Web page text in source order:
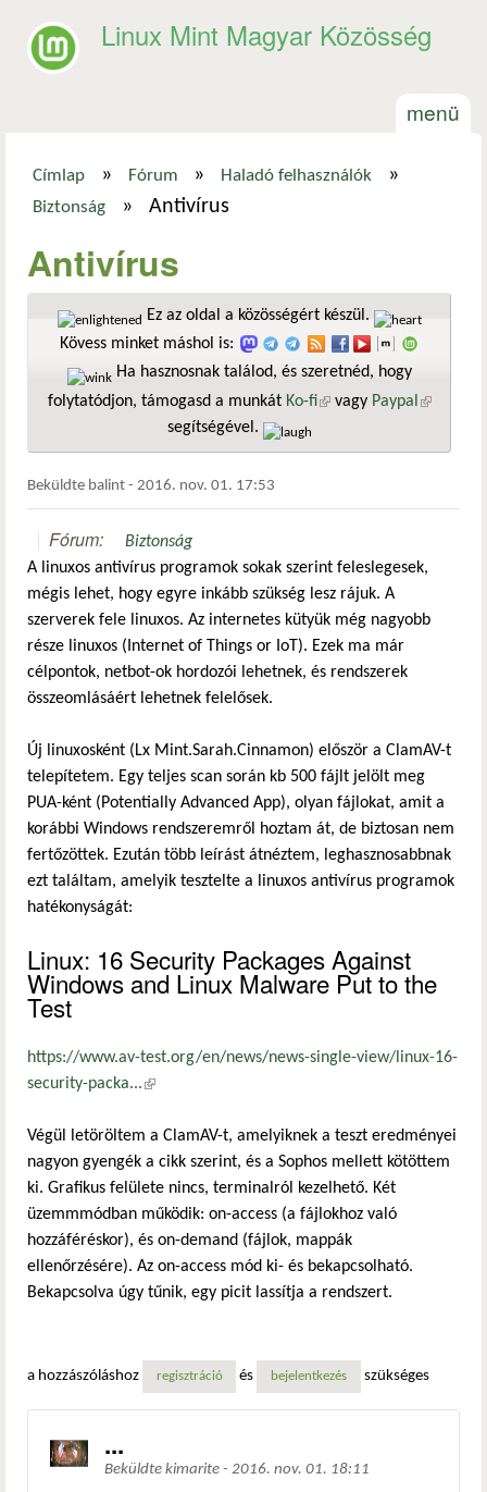
Linux Mint Magyar Közösség
menü
Jelenlegi hely
Címlap » Fórum » Haladó felhasználók »
Biztonság » Antivírus
Antivírus
Ez az oldal a közösségért készül.
Kövess minket máshol is:
Ha hasznosnak találod, és szeretnéd, hogy
folytatódjon, támogasd a munkát Ko-fi(külső hivatkozás)
vagy Paypal
segítségével.
Beküldte balint - 2016. nov. 01. 17:53
Fórum:
Biztonság
A linuxos antivírus programok sokak szerint feleslegesek,
mégis lehet, hogy egyre inkább szükség lesz rájuk. A
szerverek fele linuxos. Az internetes kütyük még nagyobb
része linuxos (Internet of Things or IoT). Ezek ma már
célpontok, netbot-ok hordozói lehetnek, és rendszerek
összeomlásáért lehetnek felelősek.
Új linuxosként (Lx Mint.Sarah.Cinnamon) először a ClamAV-t
telepítetem. Egy teljes scan során kb 500 fájlt jelölt meg
PUA-ként (Potentially Advanced App), olyan fájlokat, amit a
korábbi Windows rendszeremről hoztam át, de biztosan nem
fertőzöttek. Ezután több leírást átnéztem, leghasznosabbnak
ezt találtam, amelyik tesztelte a linuxos antivírus programok
hatékonyságát:
Linux: 16 Security Packages Against
Windows and Linux Malware Put to the
Test
https://www.av-test.org/en/news/news-single-view/linux-16-
security-packa...(külső hivatkozás)
Végül letöröltem a ClamAV-t, amelyiknek a teszt eredményei
nagyon gyengék a cikk szerint, és a Sophos mellett kötöttem
ki. Grafikus felülete nincs, terminalról kezelhető. Két
üzemmmódban működik: on-access (a fájlokhoz való
hozzáféréskor), és on-demand (fájlok, mappák
ellenőrzésére). Az on-access mód ki- és bekapcsolható.
Bekapcsolva úgy tűnik, egy picit lassítja a rendszert.
a hozzászóláshoz regisztráció és bejelentkezés szükséges
...
Beküldte kimarite - 2016. nov. 01. 18:11